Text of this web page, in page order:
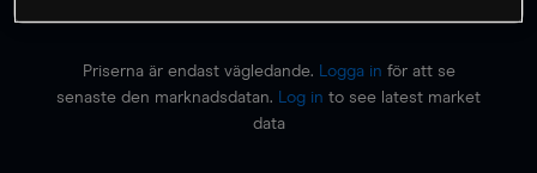
Priserna är endast vägledande. Logga in för att se
senaste den marknadsdatan.
Log in to see latest market
data